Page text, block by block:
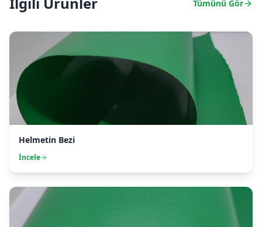
Tümünü Gör
Helmetin Bezi
İncele